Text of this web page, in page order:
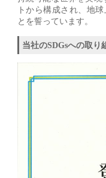
トから構成され、地
とを誓っています。
当社のSDGsへの取り